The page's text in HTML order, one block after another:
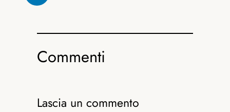
Commenti
Lascia un commento